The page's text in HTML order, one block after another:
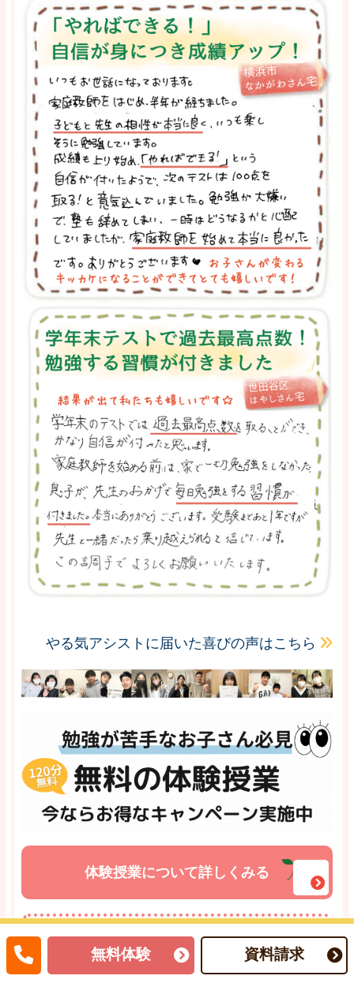
やる気アシストに届いた喜びの声はこちら
体験授業について詳しくみる
体験授業のお申し込みはこちら
無料体験 資料請求